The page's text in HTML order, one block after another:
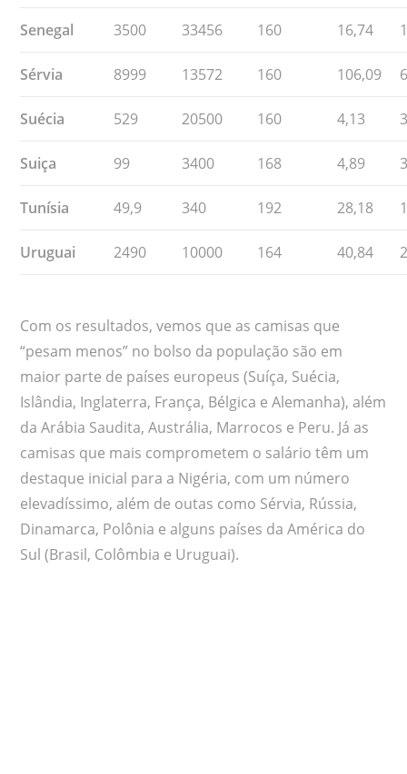
Senegal 3500 33456 160 16,74
Sérvia 8999 13572 160 106,09
Suécia 529 20500 160 4,13
Suiça 99 3400 168 4,89
Tunísia 49,9 340 192 28,18
Uruguai 2490 10000 164 40,84
Com os resultados, vemos que as camisas que
“pesam menos” no bolso da população são em
maior parte de países europeus (Suíça, Suécia,
Islândia, Inglaterra, França, Bélgica e Alemanha), além
da Arábia Saudita, Austrália, Marrocos e Peru. Já as
camisas que mais comprometem o salário têm um
destaque inicial para a Nigéria, com um número
elevadíssimo, além de outas como Sérvia, Rússia,
Dinamarca, Polônia e alguns países da América do
Sul (Brasil, Colômbia e Uruguai).